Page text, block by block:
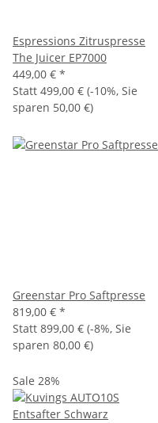
Espressions Zitruspresse
The Juicer EP7000
449,00 € *
Statt 499,00 € (-10%, Sie
sparen 50,00 €)
Greenstar Pro Saftpresse
819,00 € *
Statt 899,00 € (-8%, Sie
sparen 80,00 €)
Sale 28%